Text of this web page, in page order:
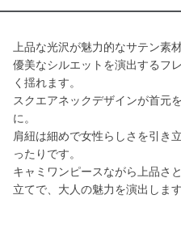
上品な光沢が魅力的なサテン素
優美なシルエットを演出するフ
く揺れます。
スクエアネックデザインが首元
に。
肩紐は細めで女性らしさを引き
ったりです。
キャミワンピースながら上品さ
立てで、大人の魅力を演出します